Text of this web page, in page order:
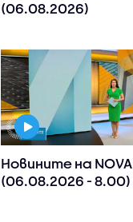
(06.08.2026)
Новините на NOVA
(06.08.2026 - 8.00)